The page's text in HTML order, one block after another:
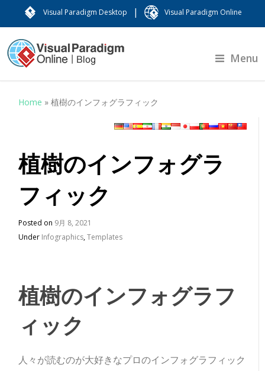
Visual Paradigm Desktop | Visual Paradigm Online
Menu
Home »植樹のインフォグラフィック
植樹のインフォグラ
フィック
Posted on 9月 8, 2021
Under Infographics,Templates
植樹のインフォグラフ
ィック
人々が読むのが大好きなプロのインフォグラフィック